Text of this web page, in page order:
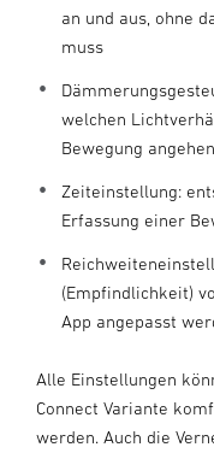
an und aus, ohne
muss
welchen
Bewegung
Zeiteinstellung:
Erfassung einer
(Empfindlichkeit)
App angepasst
Alle Einstellungen
Connect Variante
werden. Auch die